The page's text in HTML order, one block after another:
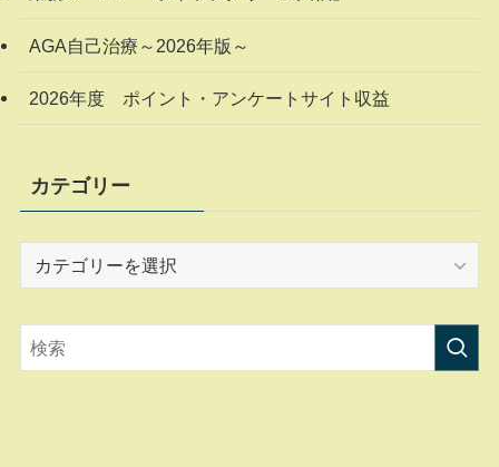
AGA自己治療～2026年版～
2026年度 ポイント・アンケートサイト収益
カテゴリー
リ
ー